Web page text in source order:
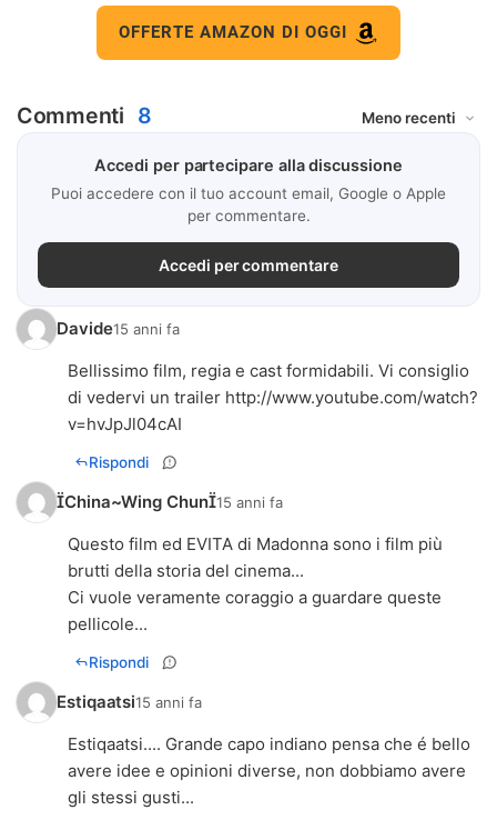
OFFERTE AMAZON DI OGGI
Commenti 8
Accedi per partecipare alla discussione
Puoi accedere con il tuo account email, Google o Apple
per commentare.
Accedi per commentare
Davide15 anni fa
Bellissimo film, regia e cast formidabili. Vi consiglio
di vedervi un trailer http://www.youtube.com/watch?
v=hvJpJl04cAI
Rispondi
China~Wing Chun15 anni fa
Questo film ed EVITA di Madonna sono i film più
brutti della storia del cinema...
Ci vuole veramente coraggio a guardare queste
pellicole...
Rispondi
Estiqaatsi15 anni fa
Estiqaatsi.... Grande capo indiano pensa che é bello
avere idee e opinioni diverse, non dobbiamo avere
gli stessi gusti...